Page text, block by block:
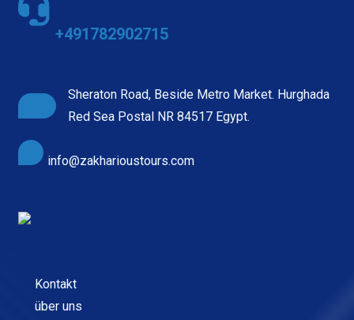
+491782902715
Sheraton Road, Beside Metro Market. Hurghada
Red Sea Postal NR 84517 Egypt.
info@zakharioustours.com
Kontakt
über uns